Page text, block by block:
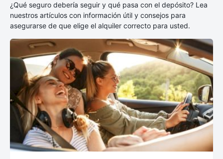
¿Qué seguro debería seguir y qué pasa con el depósito? Lea
nuestros artículos con información útil y consejos para
asegurarse de que elige el alquiler correcto para usted.